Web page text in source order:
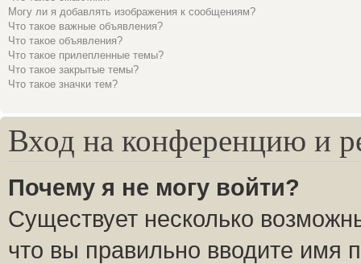
Могу ли я добавлять изображения к сообщениям?
Что такое важные объявления?
Что такое объявления?
Что такое прилепленные темы?
Что такое закрытые темы?
Что такое значки тем?
Вход на конференцию и
Почему я не могу войти?
Существует несколько
что вы правильно вводите имя